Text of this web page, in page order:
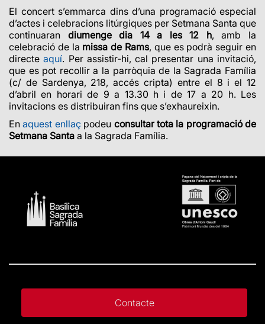
El concert s’emmarca dins d’una programació especial
d’actes i celebracions litúrgiques per Setmana Santa que
continuaran diumenge dia 14 a les 12 h, amb la
celebració de la missa de Rams, que es podrà seguir en
directeaquí. Per assistir-hi, cal presentar una invitació,
que es pot recollir a la parròquia de la Sagrada Família
(c/ de Sardenya, 218, accés cripta) entre el 8 i el 12
d’abril en horari de 9 a 13.30 h i de 17 a 20 h. Les
invitacions es distribuiran fins que s’exhaureixin.
Enaquest enllaç podeu consultar tota la programació de
Setmana Santa a la Sagrada Família.
Contacte